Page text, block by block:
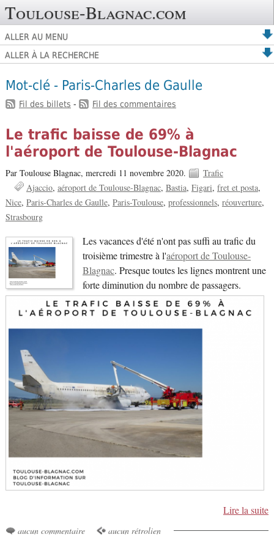
Toulouse-Blagnac.com
ALLER AU MENU
ALLER À LA RECHERCHE
Mot-clé - Paris-Charles de Gaulle
Fil des billets - Fil des commentaires
Le trafic baisse de 69% à
l'aéroport de Toulouse-Blagnac
Par Toulouse Blagnac, mercredi 11 novembre 2020.
Trafic
Ajaccio aéroport de Toulouse-Blagnac Bastia Figari fret et posta
Nice Paris-Charles de Gaulle Paris-Toulouse professionnels réouverture
Strasbourg
Les vacances d'été n'ont pas suffi au trafic du
troisième trimestre à l'aéroport de Toulouse-
Blagnac. Presque toutes les lignes montrent une
forte diminution du nombre de passagers.
Lire la suite
aucun commentaire aucun rétrolien